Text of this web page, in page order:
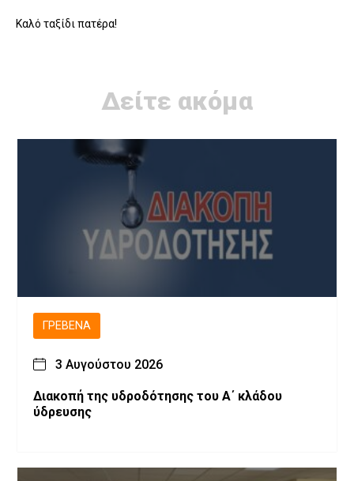
Καλό ταξίδι πατέρα!
Δείτε ακόμα
ΓΡΕΒΕΝΆ
3 Αυγούστου 2026
Διακοπή της υδροδότησης του Α΄ κλάδου
ύδρευσης